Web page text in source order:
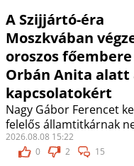
A Szijjártó-éra
Moszkvában
oroszos
Orbán Anita alatt
kapcsolatokért
Nagy Gábor Ferencet
felelős államtitkárnak
2026.08.08 15:22
0
2 15